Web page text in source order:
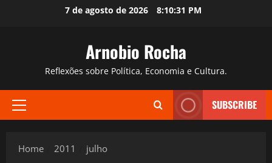
7 de agosto de 2026 8:10:32 PM
Arnobio Rocha
Reflexões sobre Política, Economia e Cultura.
Primary
SUBSCRIBE
Home 2011 julho